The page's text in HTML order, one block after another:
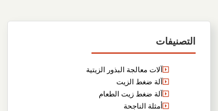
التصنيفات
آلات معالجة البذور الزيتية
آلة ضغط الزيت
آلة ضغط زيت الطعام
أمثلة الناجحة